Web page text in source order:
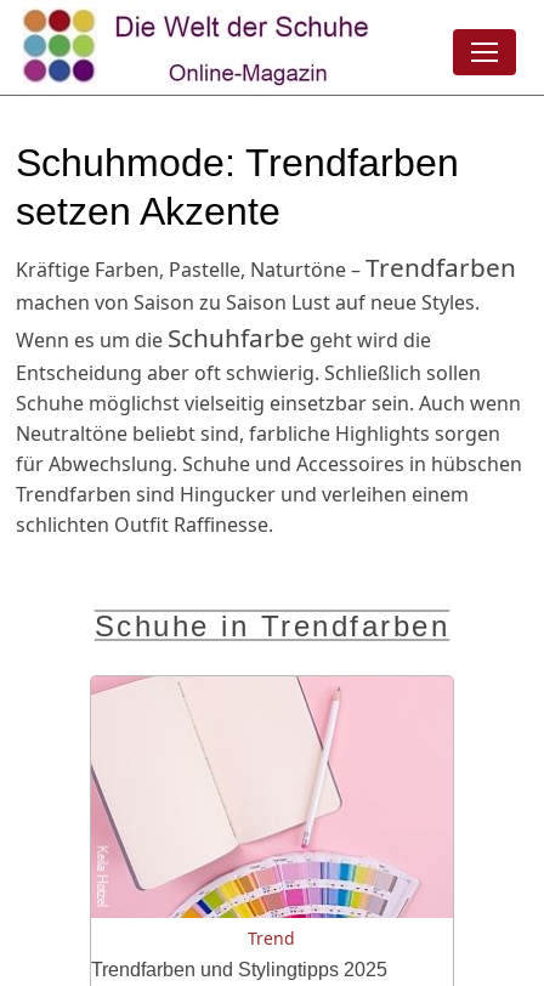
Schuhmode: Trendfarben
setzen Akzente
Kräftige Farben, Pastelle, Naturtöne –Trendfarben
machen von Saison zu Saison Lust auf neue Styles.
Wenn es um die Schuhfarbe geht wird die
Entscheidung aber oft schwierig. Schließlich sollen
Schuhe möglichst vielseitig einsetzbar sein. Auch wenn
Neutraltöne beliebt sind, farbliche Highlights sorgen
für Abwechslung. Schuhe und Accessoires in hübschen
Trendfarben sind Hingucker und verleihen einem
schlichten Outfit Raffinesse.
Schuhe in Trendfarben
Trend
Trendfarben und Stylingtipps 2025